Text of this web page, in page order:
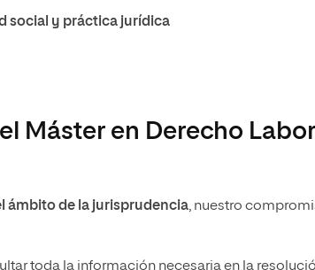
social y práctica jurídica
Máster en Derecho
ámbito de la jurisprudencia, nuestro
toda la información necesaria en la